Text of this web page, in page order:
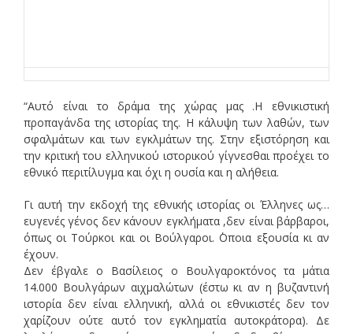
“Αυτό είναι το δράμα της χώρας μας .Η εθνικιστική
προπαγάνδα της ιστορίας της. Η κάλυψη των λαθών, των
σφαλμάτων και των εγκλμάτων της. Στην εξιστόρηση και
την κριτική του ελληνικού ιστορικού γίγνεσθαι προέχει το
εθνικό περιτίλυγμα και όχι η ουσία και η αλήθεια.
Γι αυτή την εκδοχή της εθνικής ιστορίας οι Έλληνες ως…
ευγενές γένος δεν κάνουν εγκλήματα ,δεν είναι βάρβαροι,
όπως οι Τούρκοι και οι Βούλγαροι. ΄Οποια εξουσία κι αν
έχουν.
Δεν έβγαλε ο Βασίλειος ο Βουλγαροκτόνος τα μάτια
14.000 Βουλγάρων αιχμαλώτων (έστω κι αν η βυζαντινή
ιστορία δεν είναι ελληνική, αλλά οι εθνικιστές δεν τον
χαρίζουν ούτε αυτό τον εγκληματία αυτοκράτορα). Δε